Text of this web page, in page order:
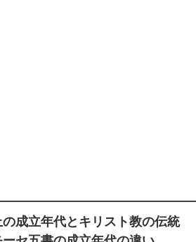
の成立年代とキリスト教の伝統